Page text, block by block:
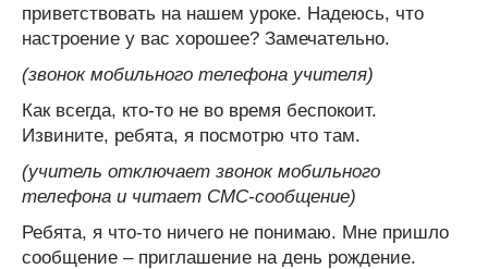
приветствовать на нашем уроке. Надеюсь, что
настроение у вас хорошее? Замечательно.
(звонок мобильного телефона учителя)
Как всегда, кто-то не во время беспокоит.
Извините, ребята, я посмотрю что там.
(учитель отключает звонок мобильного
телефона и читает СМС-сообщение)
Ребята, я что-то ничего не понимаю. Мне пришло
сообщение – приглашение на день рождение.